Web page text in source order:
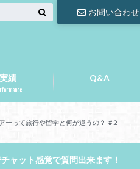
お問い合わせ
実績 Q&A
ーって旅行や留学と何が違うの？-#２-
ャット感覚で質問出来ます！